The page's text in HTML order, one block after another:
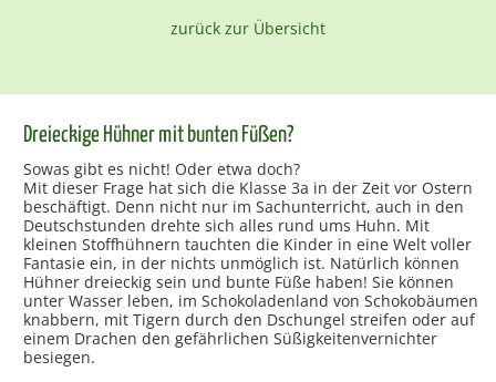
zurück zur Übersicht
Dreieckige Hühner mit bunten Füßen?
Sowas gibt es nicht! Oder etwa doch?
Mit dieser Frage hat sich die Klasse 3a in der Zeit vor Ostern
beschäftigt. Denn nicht nur im Sachunterricht, auch in den
Deutschstunden drehte sich alles rund ums Huhn. Mit
kleinen Stoffhühnern tauchten die Kinder in eine Welt voller
Fantasie ein, in der nichts unmöglich ist. Natürlich können
Hühner dreieckig sein und bunte Füße haben! Sie können
unter Wasser leben, im Schokoladenland von Schokobäumen
knabbern, mit Tigern durch den Dschungel streifen oder auf
einem Drachen den gefährlichen Süßigkeitenvernichter
besiegen.